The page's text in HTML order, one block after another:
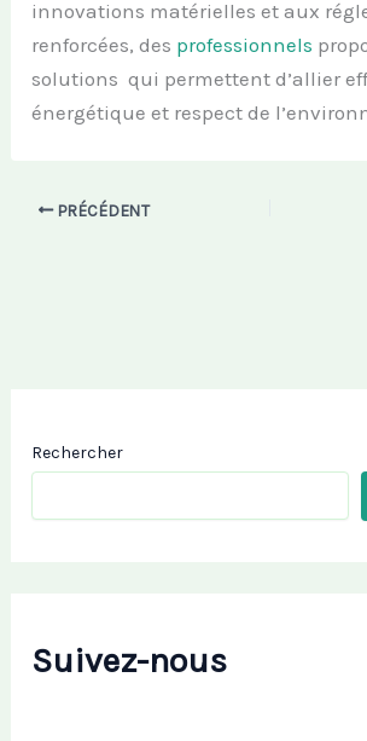
innovations matérielles et aux
renforcées, des professionnels
solutions qui permettent d’allier
énergétique et respect de
PRÉCÉDENT
Rechercher
Suivez-nous